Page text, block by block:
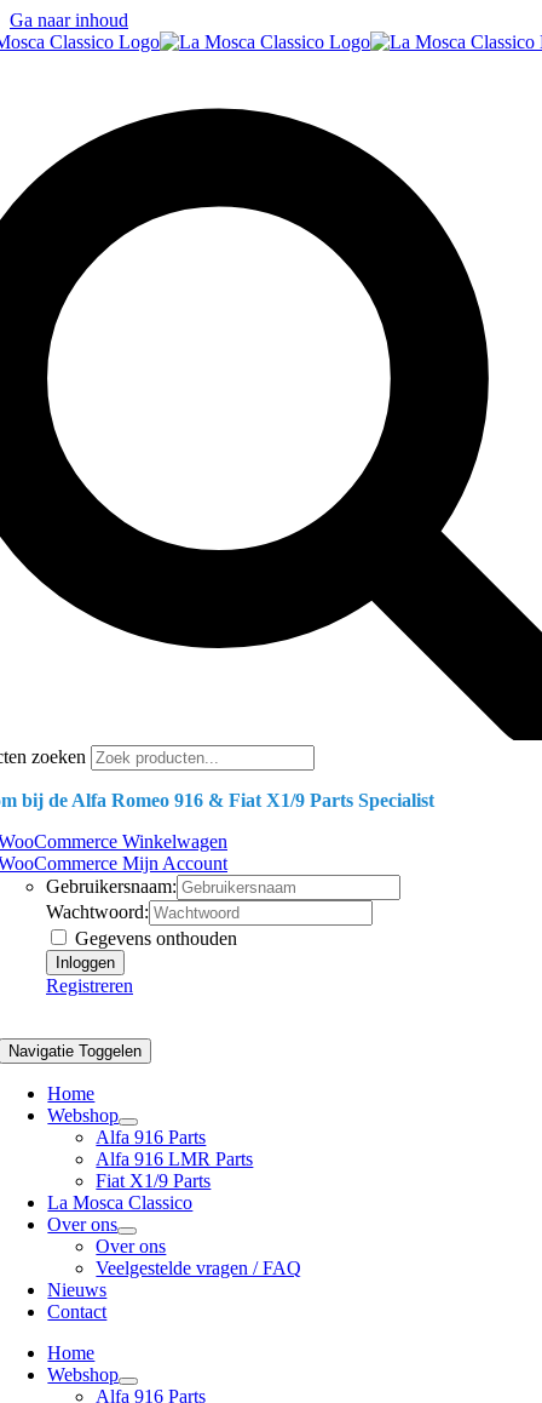
Ga naar inhoud
zoeken
bij de Alfa Romeo 916 & Fiat X1/9 Parts Specialist
Winkelwagen
Mijn Account
Gebruikersnaam:
Wachtwoord:
Gegevens onthouden
Registreren
Navigatie Toggelen
Home
Webshop
Alfa 916 Parts
Alfa 916 LMR Parts
Fiat X1/9 Parts
La Mosca Classico
Over ons
Over ons
Veelgestelde vragen / FAQ
Nieuws
Contact
Home
Webshop
Alfa 916 Parts